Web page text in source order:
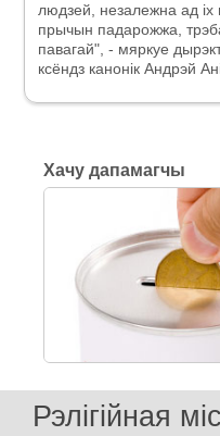
людзей, незалежна ад
прычын падарожжа,
павагай", - мяркуе
ксёндз канонік Андрэй
Хачу дапамагчы
Рэлігійная